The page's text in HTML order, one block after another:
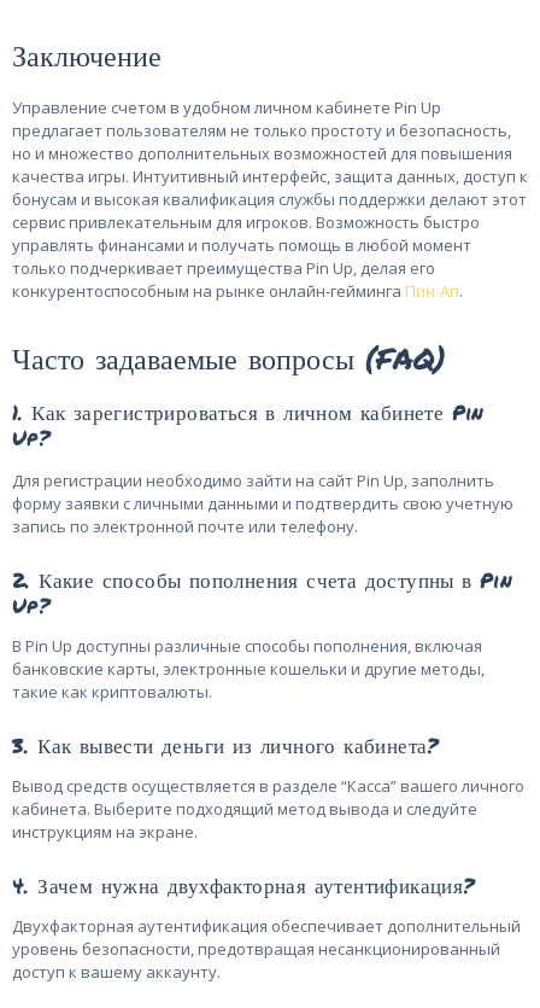
Заключение
Управление счетом в удобном личном кабинете Pin Up
предлагает пользователям не только простоту и безопасность,
но и множество дополнительных возможностей для повышения
качества игры. Интуитивный интерфейс, защита данных, доступ к
бонусам и высокая квалификация службы поддержки делают этот
сервис привлекательным для игроков. Возможность быстро
управлять финансами и получать помощь в любой момент
только подчеркивает преимущества Pin Up, делая его
конкурентоспособным на рынке онлайн-гейминга Пин-Ап.
Часто задаваемые вопросы (FAQ)
1. Как зарегистрироваться в личном кабинете Pin
Up?
Для регистрации необходимо зайти на сайт Pin Up, заполнить
форму заявки с личными данными и подтвердить свою учетную
запись по электронной почте или телефону.
2. Какие способы пополнения счета доступны в Pin
Up?
В Pin Up доступны различные способы пополнения, включая
банковские карты, электронные кошельки и другие методы,
такие как криптовалюты.
3. Как вывести деньги из личного кабинета?
Вывод средств осуществляется в разделе “Касса” вашего личного
кабинета. Выберите подходящий метод вывода и следуйте
инструкциям на экране.
4. Зачем нужна двухфакторная аутентификация?
Двухфакторная аутентификация обеспечивает дополнительный
уровень безопасности, предотвращая несанкционированный
доступ к вашему аккаунту.